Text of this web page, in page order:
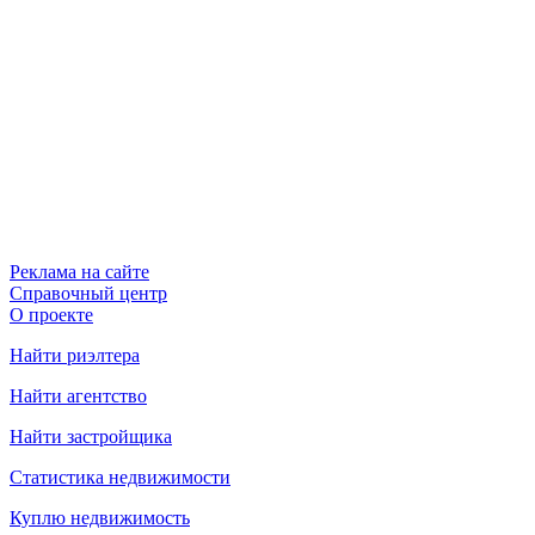
Реклама на сайте
Справочный центр
О проекте
Найти риэлтера
Найти агентство
Найти застройщика
Статистика недвижимости
Куплю недвижимость